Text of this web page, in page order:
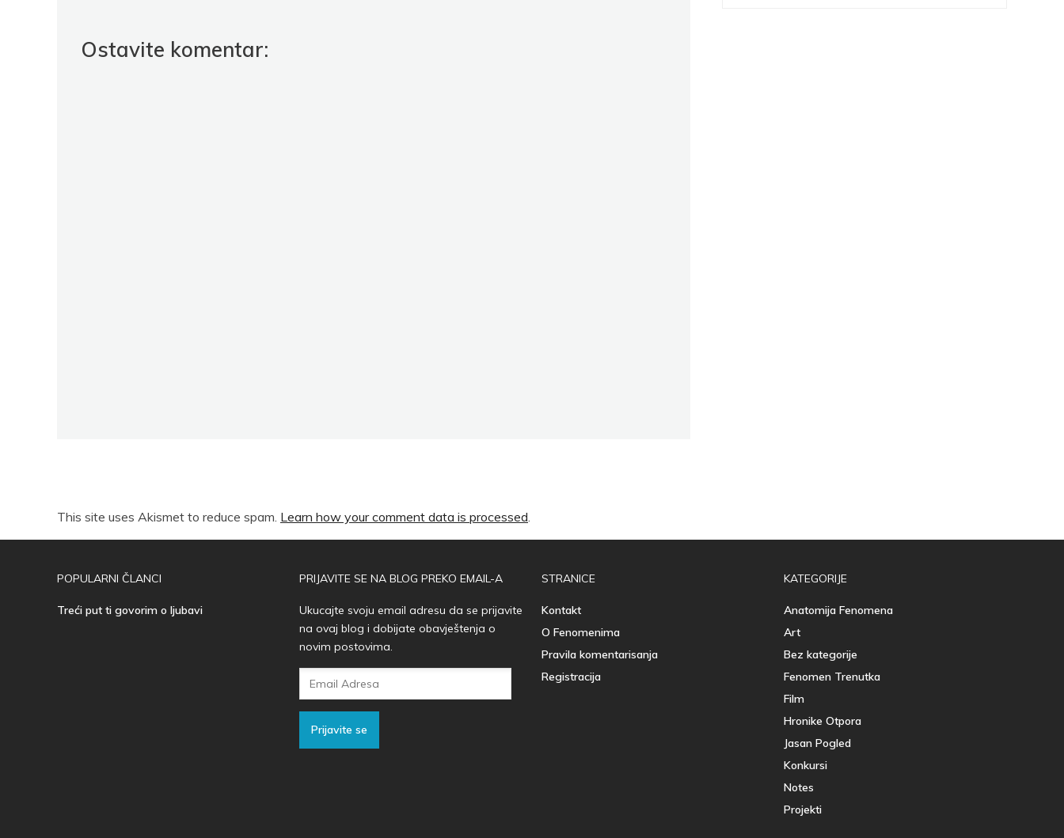
Ostavite komentar:
This site uses Akismet to reduce spam. Learn how your comment data is processed.
POPULARNI ČLANCI
Treći put ti govorim o ljubavi
PRIJAVITE SE NA BLOG PREKO EMAIL-A
Ukucajte svoju email adresu da se prijavite
na ovaj blog i dobijate obavještenja o
novim postovima.
Prijavite se
STRANICE
Kontakt
O Fenomenima
Pravila komentarisanja
Registracija
KATEGORIJE
Anatomija Fenomena
Art
Bez kategorije
Fenomen Trenutka
Film
Hronike Otpora
Jasan Pogled
Konkursi
Notes
Projekti